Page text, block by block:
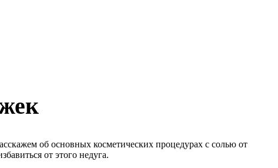
об основных косметических процедурах с солью от
от этого недуга.